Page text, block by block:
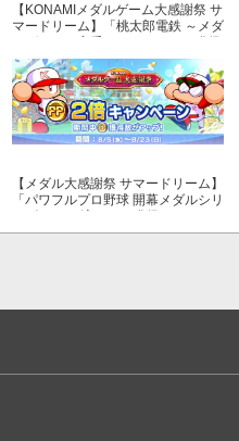
【KONAMIメダルゲーム大感謝祭 サ
マードリーム】「桃太郎電鉄 ～メダ
ルゲームも定番！～」でマイル獲得
数が3倍！
【メダル大感謝祭 サマードリーム】
「パワフルプロ野球 開幕メダルシリ
ーズ！ 二刀流！」で獲得できるPP
が2倍！